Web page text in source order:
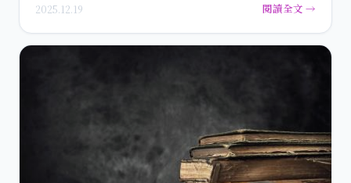
2025.12.19 閱讀全文 →